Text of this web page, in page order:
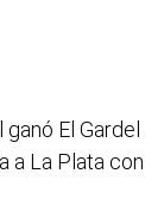
El Gardel
a La Plata con